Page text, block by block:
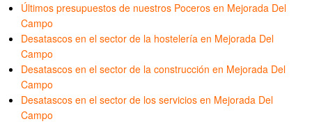
Últimos presupuestos de nuestros Poceros en Mejorada Del
Campo
Desatascos en el sector de la hostelería en Mejorada Del
Campo
Desatascos en el sector de la construcción en Mejorada Del
Campo
Desatascos en el sector de los servicios en Mejorada Del
Campo